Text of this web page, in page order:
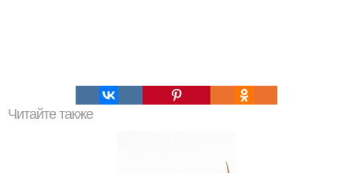
Читайте также